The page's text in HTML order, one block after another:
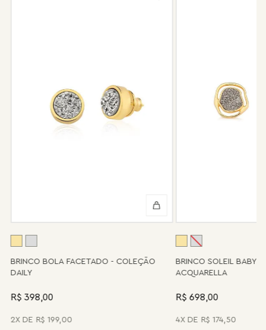
enviada novamente para a fábrica, e será cobrado apenas o
valor de custo do conserto e do frete.
Informe-se conosco sobre estes custos e sobre o prazo de
retorno, que pode variar conforme a região.
disposição para orientá-la e oferecer a melhor alternativa
BRINCO BOLA FACETADO - COLEÇÃO
DAILY
R$ 398,00
2 R$ 199,00
BRINCO SOLEIL BABY -
ACQUARELLA
R$ 698,00
4 R$ 174,50